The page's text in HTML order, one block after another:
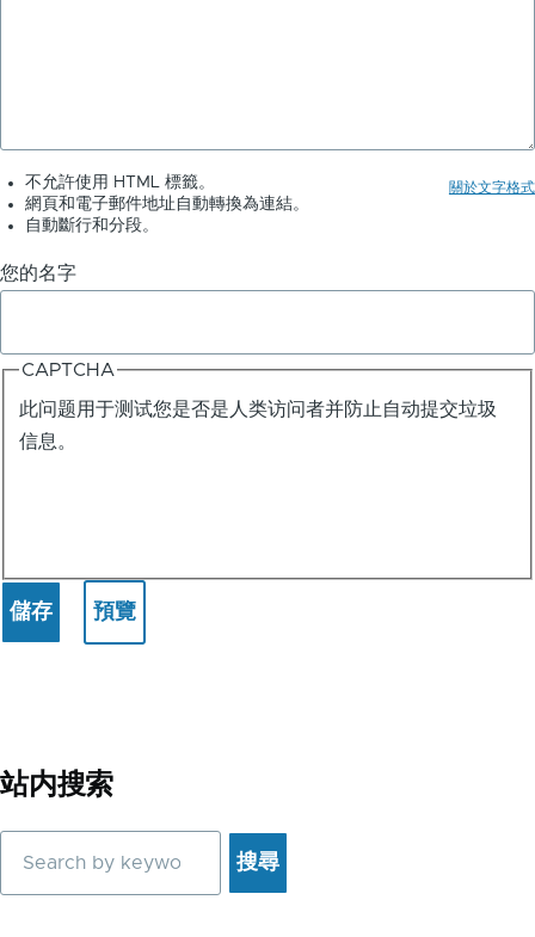
为
表
情
号
ChatGPT
例
關於文字格式
不允許使用 HTML 標籤。
網頁和電子郵件地址自動轉換為連結。
自動斷行和分段。
您的名字
CAPTCHA
此问题用于测试您是否是人类访问者并防止自动提交垃圾
信息。
站内搜索